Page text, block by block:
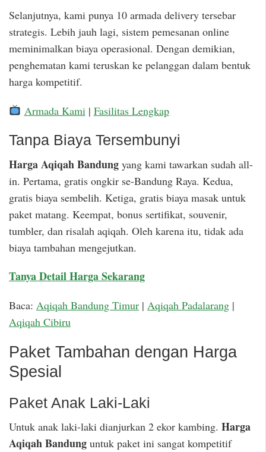
Selanjutnya, kami punya 10 armada delivery tersebar
strategis. Lebih jauh lagi, sistem pemesanan online
meminimalkan biaya operasional. Dengan demikian,
penghematan kami teruskan ke pelanggan dalam bentuk
harga kompetitif.
Armada Kami | Fasilitas Lengkap
Tanpa Biaya Tersembunyi
Harga Aqiqah Bandung yang kami tawarkan sudah all-
in. Pertama, gratis ongkir se-Bandung Raya. Kedua,
gratis biaya sembelih. Ketiga, gratis biaya masak untuk
paket matang. Keempat, bonus sertifikat, souvenir,
tumbler, dan risalah aqiqah. Oleh karena itu, tidak ada
biaya tambahan mengejutkan.
Tanya Detail Harga Sekarang
Baca: Aqiqah Bandung Timur | Aqiqah Padalarang |
Aqiqah Cibiru
Paket Tambahan dengan Harga
Spesial
Paket Anak Laki-Laki
Untuk anak laki-laki dianjurkan 2 ekor kambing. Harga
Aqiqah Bandung untuk paket ini sangat kompetitif